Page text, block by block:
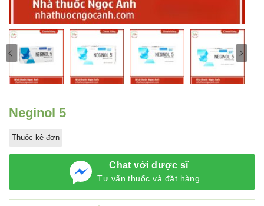
Chat với dược sĩ
Tư vấn thuốc và đặt hàng
Neginol 5
Thuốc kê đơn